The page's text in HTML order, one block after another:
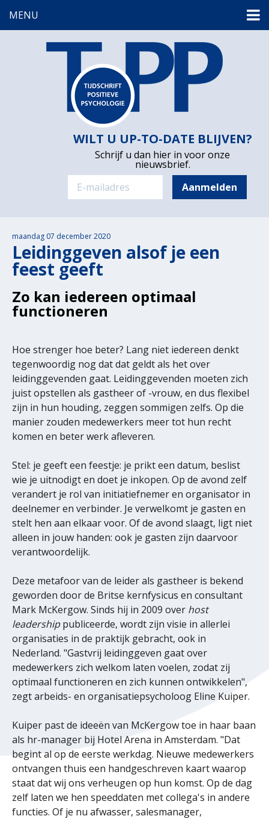
MENU
WILT U UP-TO-DATE BLIJVEN?
Schrijf u dan hier in voor onze
nieuwsbrief.
maandag 07 december 2020
Leidinggeven alsof je een
feest geeft
Zo kan iedereen optimaal
functioneren
Hoe strenger hoe beter? Lang niet iedereen denkt
tegenwoordig nog dat dat geldt als het over
leidinggevenden gaat. Leidinggevenden moeten zich
juist opstellen als gastheer of -vrouw, en dus flexibel
zijn in hun houding, zeggen sommigen zelfs. Op die
manier zouden medewerkers meer tot hun recht
komen en beter werk afleveren.
Stel: je geeft een feestje: je prikt een datum, beslist
wie je uitnodigt en doet je inkopen. Op de avond zelf
verandert je rol van initiatiefnemer en organisator in
deelnemer en verbinder. Je verwelkomt je gasten en
stelt hen aan elkaar voor. Of de avond slaagt, ligt niet
alleen in jouw handen: ook je gasten zijn daarvoor
verantwoordelijk.
Deze metafoor van de leider als gastheer is bekend
geworden door de Britse kernfysicus en consultant
Mark McKergow. Sinds hij in 2009 over host
leadershippubliceerde, wordt zijn visie in allerlei
organisaties in de praktijk gebracht, ook in
Nederland. "Gastvrij leidinggeven gaat over
medewerkers zich welkom laten voelen, zodat zij
optimaal functioneren en zich kunnen ontwikkelen",
zegt arbeids- en organisatiepsycholoog Eline Kuiper.
Kuiper past de ideeën van McKergow toe in haar baan
als hr-manager bij Hotel Arena in Amsterdam. "Dat
begint al op de eerste werkdag. Nieuwe medewerkers
ontvangen thuis een handgeschreven kaart waarop
staat dat wij ons verheugen op hun komst. Op de dag
zelf laten we hen speeddaten met collega's in andere
functies. Of je nu afwasser, salesmanager,